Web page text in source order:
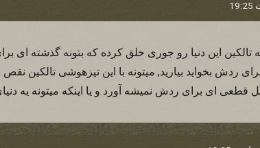
این دنیا رو جوری خلق کرده که بتونه گذشته ای
ردش بخواید بیارید, میتونه با این تیزهوشی تالکین
قطعی ای برای ردش نمیشه آورد و یا اینکه میتونه یه